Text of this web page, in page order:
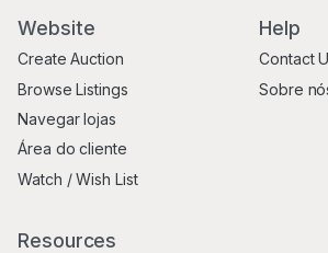
Website
Create Auction
Browse Listings
Navegar lojas
Área do cliente
Watch / Wish List
Help
Contact
Sobre
Resources